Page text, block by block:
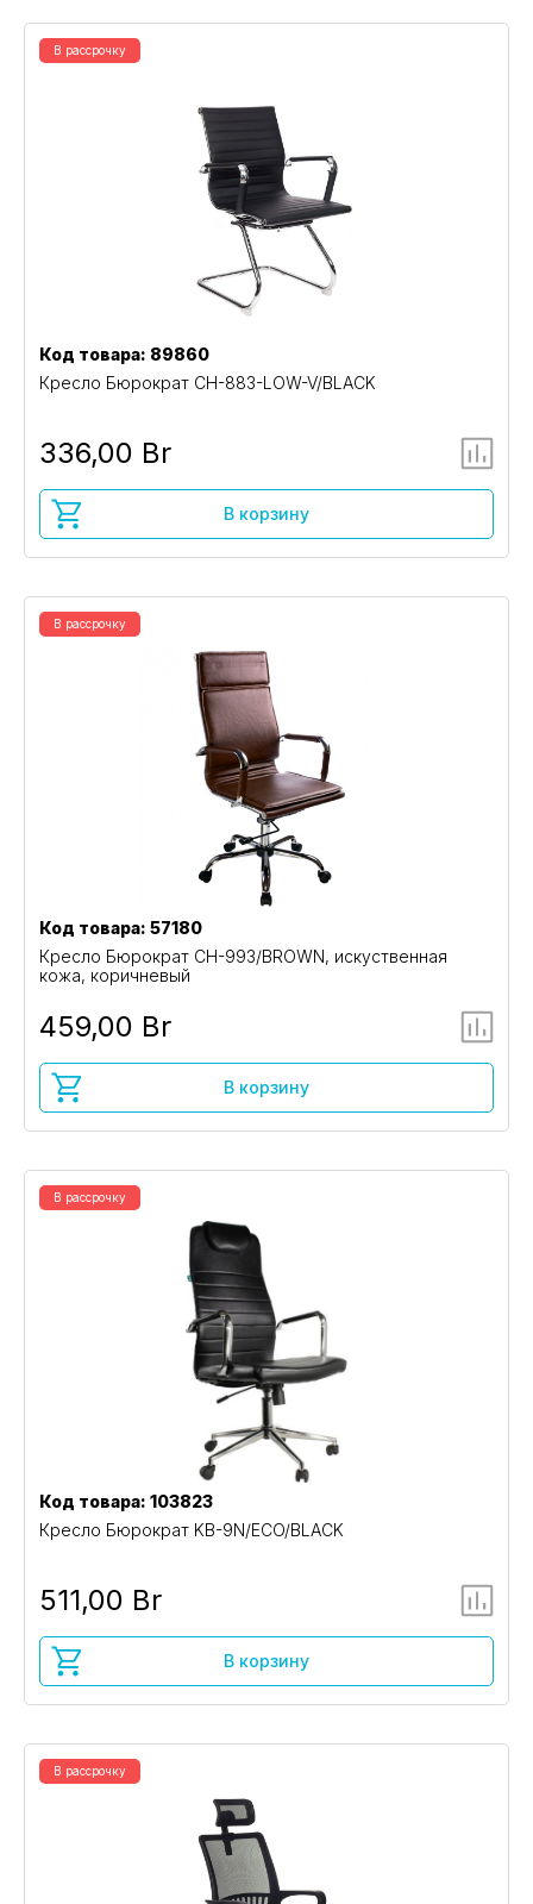
В рассрочку
Код товара: 89860
Кресло Бюрократ CH-883-LOW-V/BLACK
336,00 Br
В корзину
В рассрочку
Код товара: 57180
Кресло Бюрократ CH-993/BROWN, искуственная
кожа, коричневый
459,00 Br
В корзину
В рассрочку
Код товара: 103823
Кресло Бюрократ KB-9N/ECO/BLACK
511,00 Br
В корзину
В рассрочку